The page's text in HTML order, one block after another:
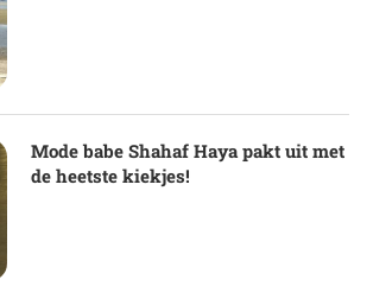
Mode babe Shahaf Haya pakt uit met
de heetste kiekjes!